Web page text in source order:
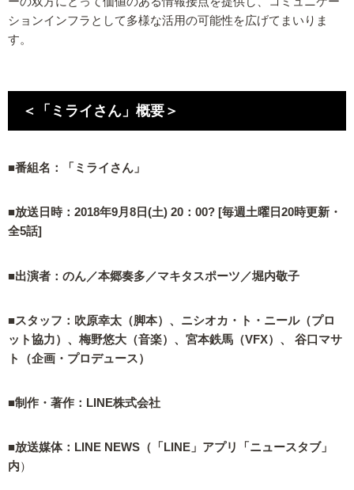
ションインフラとして多様な活用の可能性を広げてまいりま
す。
＜「ミライさん」概要＞
■番組名：「ミライさん」
■放送日時：2018年9月8日(土) 20：00? [毎週土曜日20時更新・
全5話]
■出演者：のん／本郷奏多／マキタスポーツ／堀内敬子
■スタッフ：吹原幸太（脚本）、ニシオカ・ト・ニール（プロ
ット協力）、梅野悠大（音楽）、宮本鉄馬（VFX）、 谷口マサ
ト（企画・プロデュース）
■制作・著作：LINE株式会社
■放送媒体：LINE NEWS（「LINE」アプリ「ニュースタブ」
内）